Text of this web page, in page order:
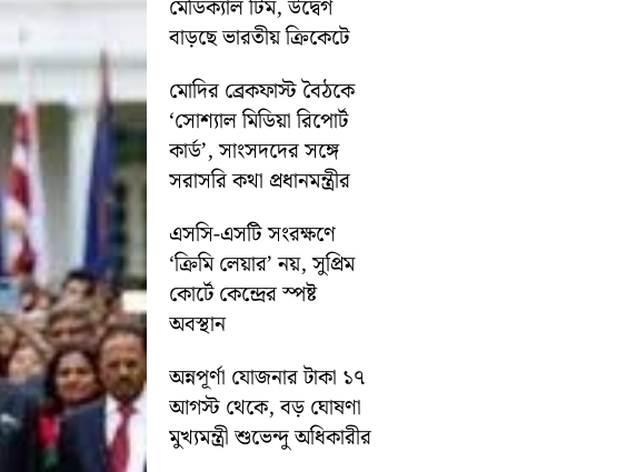
মেডিক্যাল টিম, উদ্বেগ
বাড়ছে ভারতীয় ক্রিকেটে
মোদির ব্রেকফাস্ট বৈঠকে
‘সোশ্যাল মিডিয়া রিপোর্ট
কার্ড’, সাংসদদের সঙ্গে
সরাসরি কথা প্রধানমন্ত্রীর
এসসি-এসটি সংরক্ষণে
‘ক্রিমি লেয়ার’ নয়, সুপ্রিম
কোর্টে কেন্দ্রের স্পষ্ট
অবস্থান
অন্নপূর্ণা যোজনার টাকা ১৭
আগস্ট থেকে, বড় ঘোষণা
মুখ্যমন্ত্রী শুভেন্দু অধিকারীর